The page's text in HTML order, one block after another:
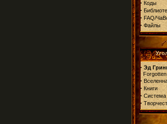
· Коды
·
· FAQ/
· Файлы
· Эд
Forgotten
·
· Книги
· Система
·